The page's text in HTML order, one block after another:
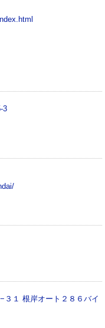
3
３１ 根岸オート２８６バイ